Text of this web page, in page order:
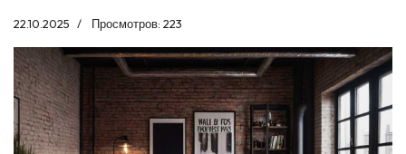
22.10.2025 Просмотров: 223